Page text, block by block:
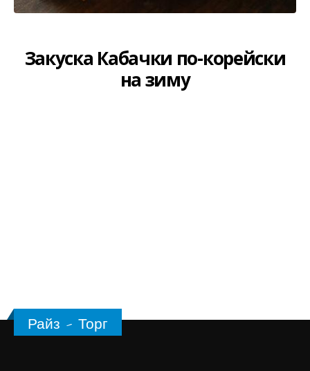
Закуска Кабачки по-корейски
на зиму
Райз - Торг